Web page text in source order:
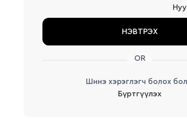
НЭВТРЭХ
OR
Шинэ хэрэглэгч болох
Бүртгүүлэх